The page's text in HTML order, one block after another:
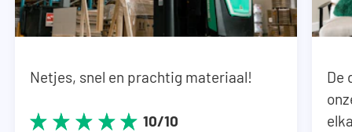
Netjes, snel en prachtig materiaal!
10/10
De